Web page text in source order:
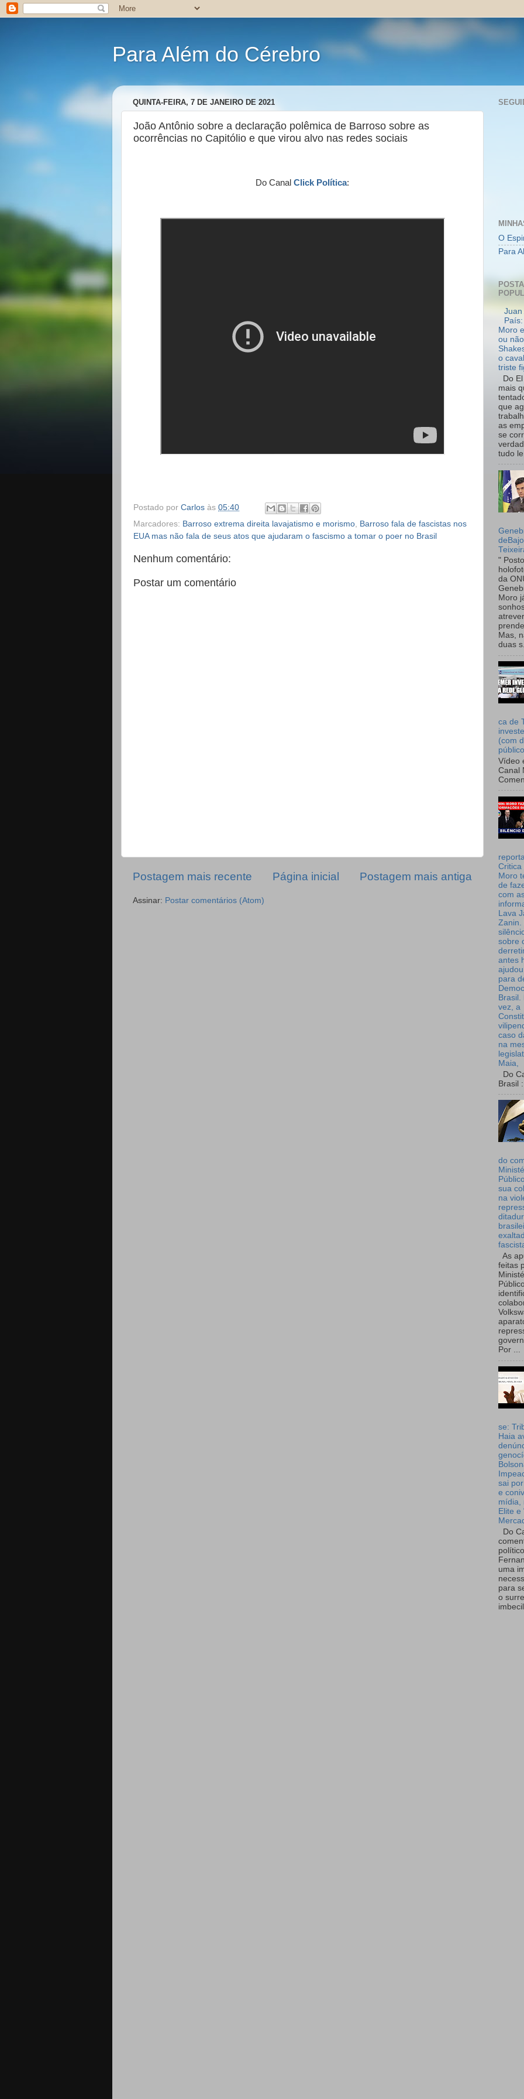
Para Além do Cérebro
QUINTA-FEIRA, 7 DE JANEIRO DE 2021
João Antônio sobre a declaração polêmica de Barroso sobre as
ocorrências no Capitólio e que virou alvo nas redes sociais
Do Canal Click Política:
Postado por Carlos às 05:40
Marcadores: Barroso extrema direita lavajatismo e morismo
Barroso fala de fascistas nos
EUA mas não fala de seus atos que ajudaram o fascismo a tomar o poer no Brasil
Nenhum comentário:
Postar um comentário
Postagem mais recente Postagem mais antiga
Página inicial
Assinar: Postar comentários (Atom)
O
Para
Juan
Moro
ou
o
triste
Do
mais
que
as
se
tudo
"
da
Moro
Mas,
duas
ca de
(com
Vídeo
Canal
Critica
Moro
de
com
Lava
Zanin.
sobre
antes
para
Brasil.
vez, a
caso
na
Maia,
Do
Brasil :
do
sua
na
As
feitas
Por ...
se:
Haia
sai
e
mídia,
Elite e
Do
uma
para
o